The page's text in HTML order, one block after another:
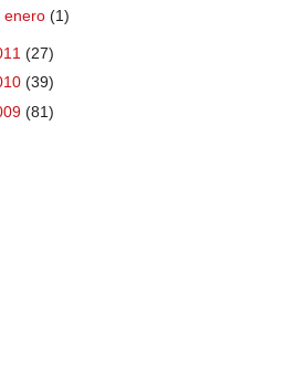
enero (1)
(27)
(39)
(81)